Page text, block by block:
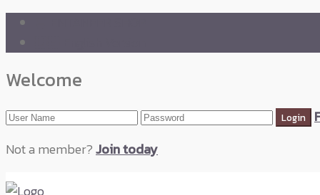
Welcome
Not a member?Join today